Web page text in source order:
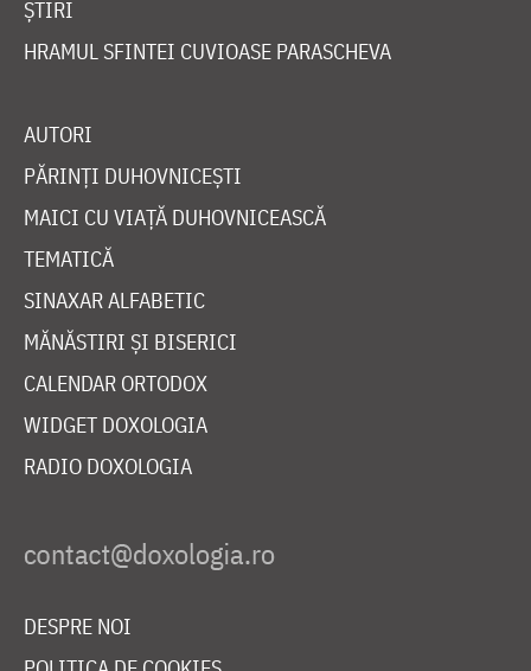
ȘTIRI
HRAMUL SFINTEI CUVIOASE PARASCHEVA
AUTORI
PĂRINȚI DUHOVNICEȘTI
MAICI CU VIAȚĂ DUHOVNICEASCĂ
TEMATICĂ
SINAXAR ALFABETIC
MĂNĂSTIRI ȘI BISERICI
CALENDAR ORTODOX
WIDGET DOXOLOGIA
RADIO DOXOLOGIA
DESPRE NOI